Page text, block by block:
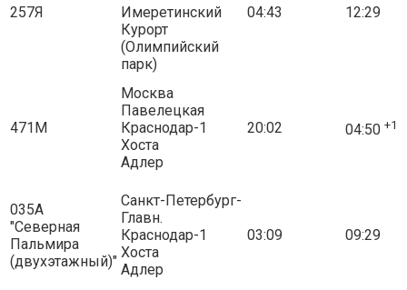
257Я
Имеретинский
Курорт
(Олимпийский
парк)
04:43 12:29
471М
Москва
Павелецкая
Краснодар-1
Хоста
Адлер
20:02 04:50 +1
035А
"Северная
Пальмира
(двухэтажный)"
Санкт-Петербург-
Главн.
Краснодар-1
Хоста
Адлер
03:09 09:29